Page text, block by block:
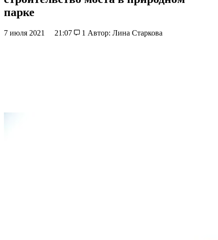
парке
7 июля 2021 21:07 1 Автор: Лина Старкова